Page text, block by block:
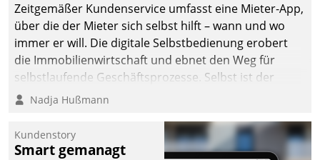
Zeitgemäßer Kundenservice umfasst eine Mieter-App,
über die der Mieter sich selbst hilft – wann und wo
immer er will. Die digitale Selbstbedienung erobert
die Immobilienwirtschaft und ebnet den Weg für
selbstlaufende Geschäftsprozesse. Selbst ist der
Kunde und smart der Serviceanbieter.
Nadja Hußmann
Kundenstory
Smart gemanagt